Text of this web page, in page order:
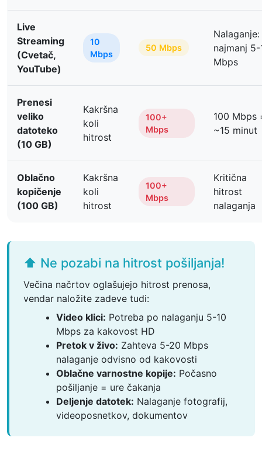
Live
Streaming
(Cvetač,
YouTube)
10
Mbps
50 Mbps
Nalaganje:
najmanj 5-
Mbps
Prenesi
veliko
datoteko
(10 GB)
Kakršna
koli
hitrost
100+
Mbps
100 Mbps
~15 minut
Oblačno
kopičenje
(100 GB)
Kakršna
koli
hitrost
100+
Mbps
Kritična
hitrost
nalaganja
⬆️ Ne pozabi na hitrost pošiljanja!
Večina načrtov oglašujejo hitrost prenosa,
vendar naložite zadeve tudi:
Video klici: Potreba po nalaganju 5-10
Mbps za kakovost HD
Pretok v živo: Zahteva 5-20 Mbps
nalaganje odvisno od kakovosti
Oblačne varnostne kopije: Počasno
pošiljanje = ure čakanja
Deljenje datotek: Nalaganje fotografij,
videoposnetkov, dokumentov